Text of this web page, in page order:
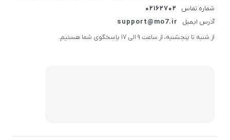
شماره تماس
02162702
آدرس ایمیل
support@mo7.ir
از شنبه تا پنجشنبه، از ساعت 9 الی 17 پاسخگوی شما هستیم.